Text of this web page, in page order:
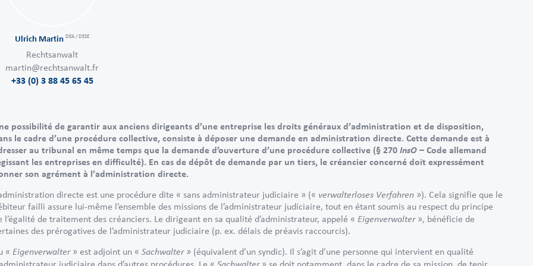
Ulrich MartinDEA / DESE
Rechtsanwalt
martin@rechtsanwalt.fr
+33 (0) 3 88 45 65 45
possibilité de garantir aux anciens dirigeants d’une entreprise les droits généraux d’administration et de disposition,
le cadre d’une procédure collective, consiste à déposer une demande en administration directe. Cette demande est à
au tribunal en même temps que la demande d’ouverture d’une procédure collective (§ 270 InsO – Code allemand
les entreprises en difficulté). En cas de dépôt de demande par un tiers, le créancier concerné doit expressément
son agrément à l’administration directe.
directe est une procédure dite « sans administrateur judiciaire » (« verwalterloses Verfahren »). Cela signifie que le
failli assure lui-même l’ensemble des missions de l’administrateur judiciaire, tout en étant soumis au respect du principe
l’égalité de traitement des créanciers. Le dirigeant en sa qualité d’administrateur, appelé « Eigenverwalter », bénéficie de
des prérogatives de l’administrateur judiciaire (p. ex. délais de préavis raccourcis).
« Eigenverwalter » est adjoint un « Sachwalter » (équivalent d’un syndic). Il s’agit d’une personne qui intervient en qualité
judiciaire dans d’autres procédures. Le « Sachwalter » se doit notamment, dans le cadre de sa mission, de tenir